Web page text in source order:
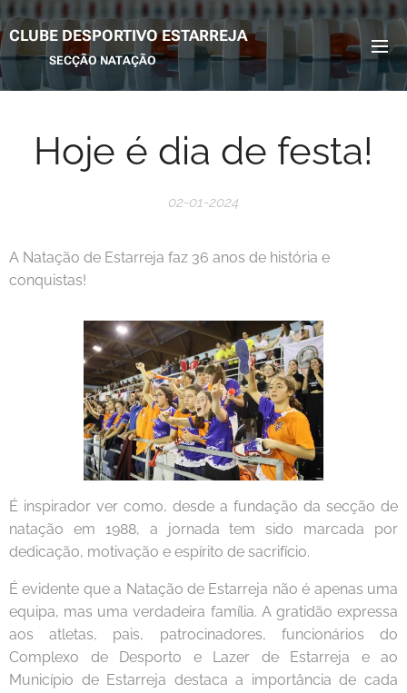
CLUBE DESPORTIVO ESTARREJA
SECÇÃO NATAÇÃO
Hoje é dia de festa!
02-01-2024
A Natação de Estarreja faz 36 anos de história e
conquistas!
É inspirador ver como, desde a fundação da secção de
natação em 1988, a jornada tem sido marcada por
dedicação, motivação e espírito de sacrifício.
É evidente que a Natação de Estarreja não é apenas uma
equipa, mas uma verdadeira família. A gratidão expressa
aos atletas, pais, patrocinadores, funcionários do
Complexo de Desporto e Lazer de Estarreja e ao
Município de Estarreja destaca a importância de cada